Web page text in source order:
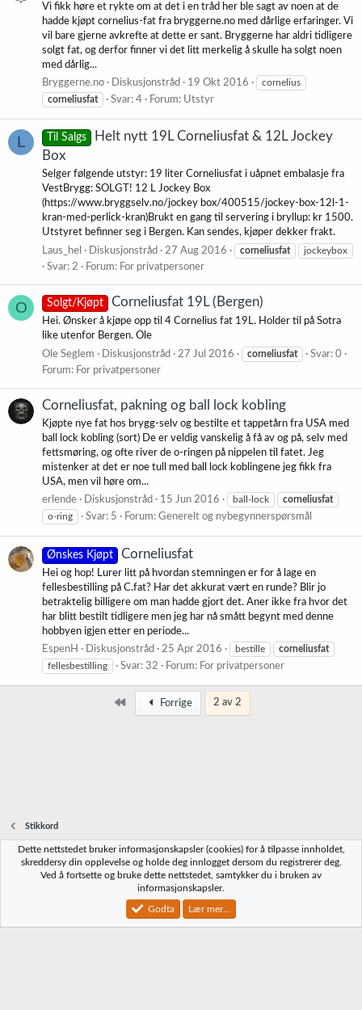
Vi fikk høre et rykte om at det i en tråd her ble sagt av noen at de
hadde kjøpt cornelius-fat fra bryggerne.no med dårlige erfaringer. Vi
vil bare gjerne avkrefte at dette er sant. Bryggerne har aldri tidligere
solgt fat, og derfor finner vi det litt merkelig å skulle ha solgt noen
med dårlig...
Bryggerne.no
Diskusjonstråd 19 Okt 2016
cornelius
corneliusfat
Svar: 4 Forum: Utstyr
L Til Salgs
Helt nytt 19L Corneliusfat & 12L Jockey
Box
Selger følgende utstyr: 19 liter Corneliusfat i uåpnet embalasje fra
VestBrygg: SOLGT! 12 L Jockey Box
(https://www.bryggselv.no/jockey box/400515/jockey-box-12l-1-
kran-med-perlick-kran)Brukt en gang til servering i bryllup: kr 1500.
Utstyret befinner seg i Bergen. Kan sendes, kjøper dekker frakt.
Laus_hel
Diskusjonstråd 27 Aug 2016 corneliusfat jockeybox
Svar: 2 Forum: For privatpersoner
O Solgt/Kjøpt Corneliusfat 19L (Bergen)
Hei. Ønsker å kjøpe opp til 4 Cornelius fat 19L. Holder til på Sotra
like utenfor Bergen. Ole
Ole Seglem
Diskusjonstråd 27 Jul 2016 corneliusfat
Svar: 0
Forum: For privatpersoner
Corneliusfat, pakning og ball lock kobling
Kjøpte nye fat hos brygg-selv og bestilte et tappetårn fra USA med
ball lock kobling (sort) De er veldig vanskelig å få av og på, selv med
fettsmøring, og ofte river de o-ringen på nippelen til fatet. Jeg
mistenker at det er noe tull med ball lock koblingene jeg fikk fra
USA, men vil høre om...
erlende
Diskusjonstråd 15 Jun 2016 ball-lock
corneliusfat
o-ring
Svar: 5 Forum: Generelt og nybegynnerspørsmål
Ønskes Kjøpt Corneliusfat
Hei og hop! Lurer litt på hvordan stemningen er for å lage en
fellesbestilling på C.fat? Har det akkurat vært en runde? Blir jo
betraktelig billigere om man hadde gjort det. Aner ikke fra hvor det
har blitt bestilt tidligere men jeg har nå smått begynt med denne
hobbyen igjen etter en periode...
EspenH
Diskusjonstråd 25 Apr 2016 bestille
corneliusfat
fellesbestilling
Svar: 32 Forum: For privatpersoner
Først Forrige 2 av 2
Stikkord
Norbrygg-default
Vilkår og regler Personvernregler
Community platform by XenForo® © 2010-2023 XenForo Ltd.
Dette nettstedet bruker informasjonskapsler (cookies) for å tilpasse innholdet,
skreddersy din opplevelse og holde deg innlogget dersom du registrerer deg.
Ved å fortsette og bruke dette nettstedet, samtykker du i bruken av
informasjonskapsler.
Godta Lær mer...